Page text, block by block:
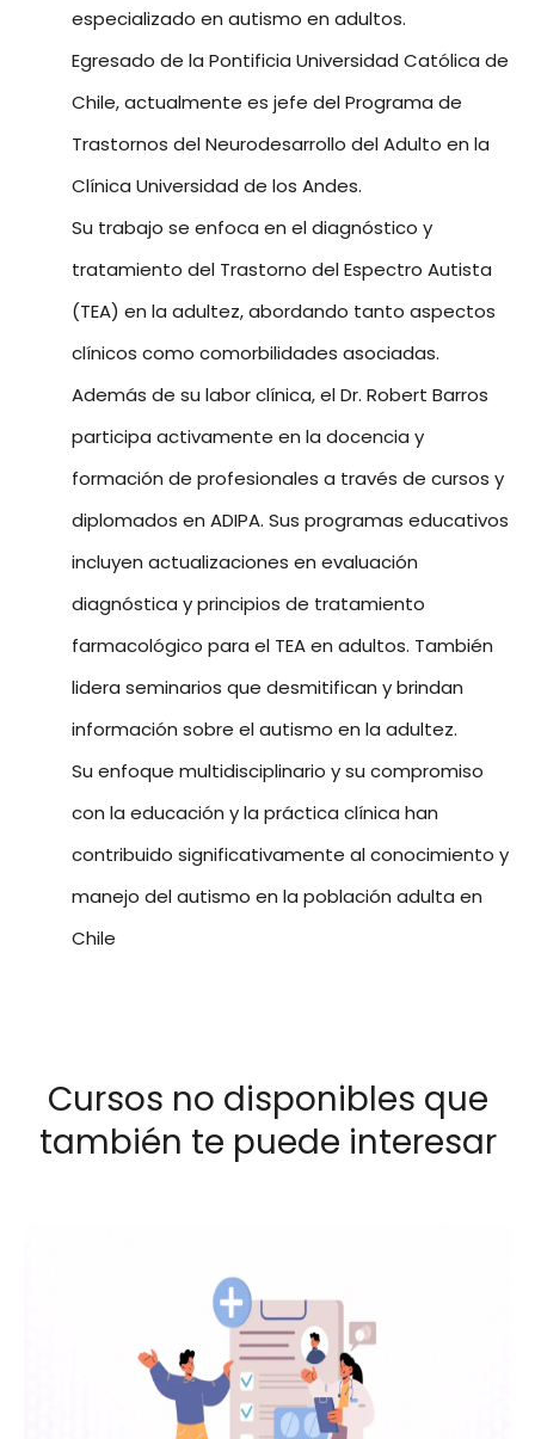
especializado en autismo en adultos.
Egresado de la Pontificia Universidad Católica de
Chile, actualmente es jefe del Programa de
Trastornos del Neurodesarrollo del Adulto en la
Clínica Universidad de los Andes.
Su trabajo se enfoca en el diagnóstico y
tratamiento del Trastorno del Espectro Autista
(TEA) en la adultez, abordando tanto aspectos
clínicos como comorbilidades asociadas.
Además de su labor clínica, el Dr. Robert Barros
participa activamente en la docencia y
formación de profesionales a través de cursos y
diplomados en ADIPA. Sus programas educativos
incluyen actualizaciones en evaluación
diagnóstica y principios de tratamiento
farmacológico para el TEA en adultos. También
lidera seminarios que desmitifican y brindan
información sobre el autismo en la adultez.
Su enfoque multidisciplinario y su compromiso
con la educación y la práctica clínica han
contribuido significativamente al conocimiento y
manejo del autismo en la población adulta en
Chile
Cursos no disponibles que
también te puede interesar